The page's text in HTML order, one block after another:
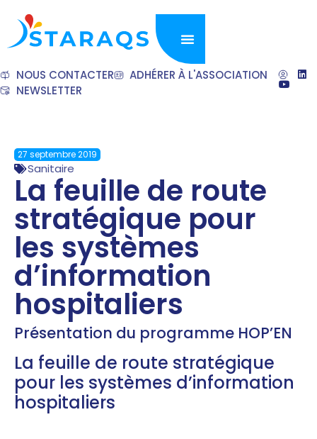
NOUS CONTACTER
ADHÉRER À L'ASSOCIATION
NEWSLETTER
27 septembre 2019
Sanitaire
La feuille de route
stratégique pour
les systèmes
d’information
hospitaliers
Présentation du programme HOP’EN
La feuille de route stratégique
pour les systèmes d’information
hospitaliers